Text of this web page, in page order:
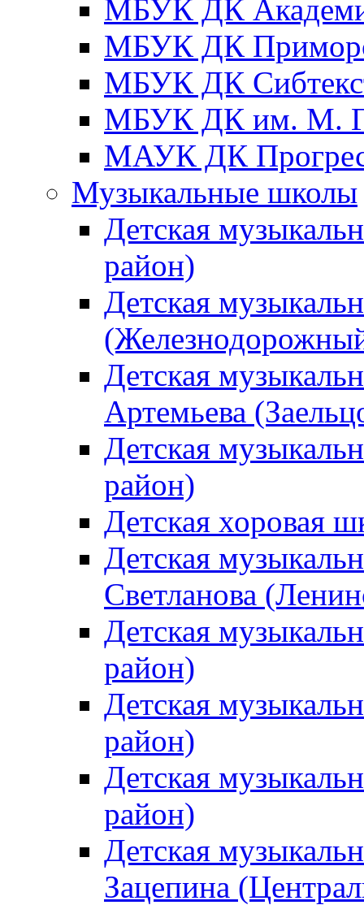
МБУК ДК
МБУК ДК
МБУК ДК
МБУК ДК им. М.
МАУК ДК
Музыкальные школы
Детская
район)
Детская
Детская
Артемьева
Детская
район)
Детская хоровая
Детская
Светланова
Детская
район)
Детская
район)
Детская
район)
Детская
Зацепина